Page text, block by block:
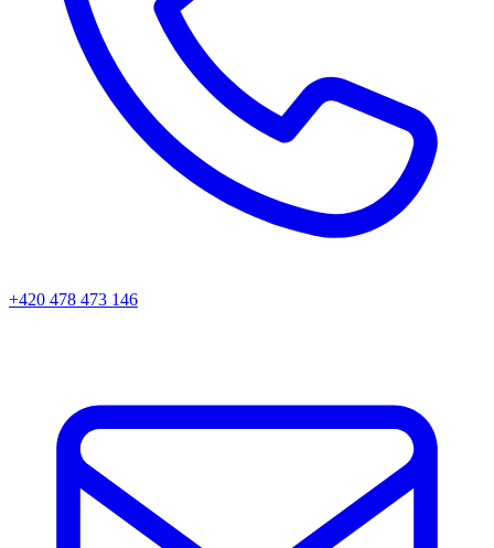
+420 478 473 146